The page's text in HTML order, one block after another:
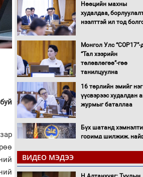
Нөөцийн махны
худалдаа,
нээлттэй ил тод
Монгол Улс “COP17”-
“Тал хээрийн
төлөвлөгөө”-гөө
танилцуулна
16 төрлийн эмийг нэг
үүсвэрээс худалдан
журмыг баталлаа
Бүх шатанд
горимд шилжиж,
хориглолоо
ВИДЕО МЭДЭЭ